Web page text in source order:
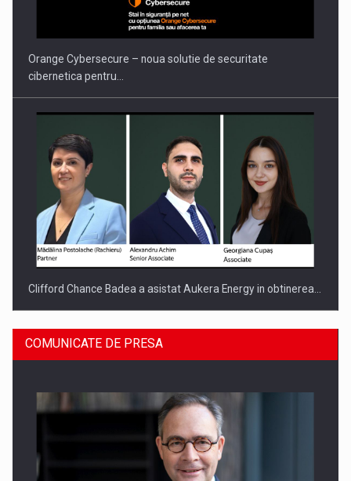
PUTTING ROMANIAN CORPORATE COMPANIES ON THE
INTERNATIONAL BUSINESS SCENE
Orange Cybersecure – noua solutie de securitate
cibernetica pentru…
Clifford Chance Badea a asistat Aukera Energy in obtinerea…
COMUNICATE DE PRESA